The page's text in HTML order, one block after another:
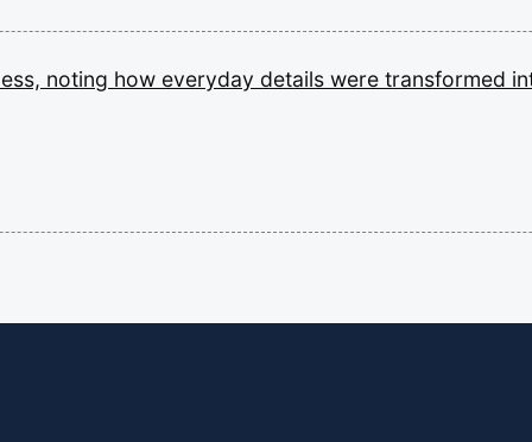
noting how everyday details were transformed